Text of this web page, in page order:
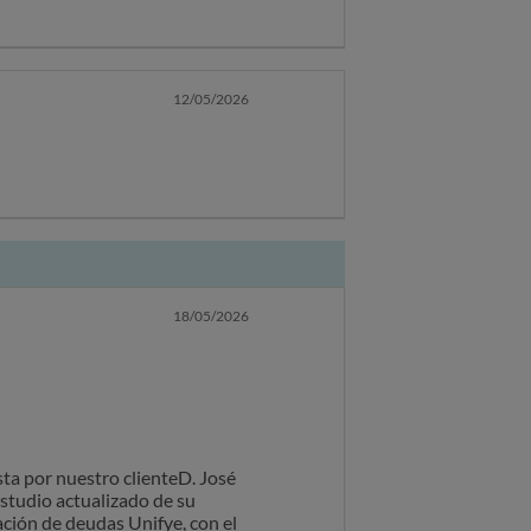
a vuestros comentarios.
errónea. Si recibe esta
revelar, copiar o confiar en
en este mensaje
como puntos de vista de
Group Sl.
12/05/2026
18/05/2026
por nuestro clienteD. José
actualizado de su
de deudas Unifye, con el